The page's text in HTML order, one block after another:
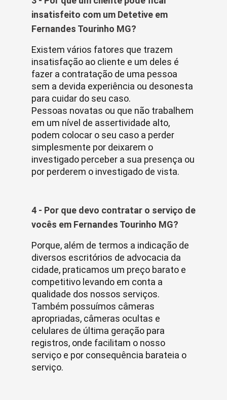
insatisfeito com um Detetive em
Fernandes Tourinho MG?
Existem vários fatores que trazem
insatisfação ao cliente e um deles é
fazer a contratação de uma pessoa
sem a devida experiência ou desonesta
para cuidar do seu caso.
Pessoas novatas ou que não trabalhem
em um nível de assertividade alto,
podem colocar o seu caso a perder
simplesmente por deixarem o
investigado perceber a sua presença ou
por perderem o investigado de vista.
4 - Por que devo contratar o serviço de
vocês em Fernandes Tourinho MG?
Porque, além de termos a indicação de
diversos escritórios de advocacia da
cidade, praticamos um preço barato e
competitivo levando em conta a
qualidade dos nossos serviços.
Também possuímos câmeras
apropriadas, câmeras ocultas e
celulares de última geração para
registros, onde facilitam o nosso
serviço e por consequência barateia o
serviço.